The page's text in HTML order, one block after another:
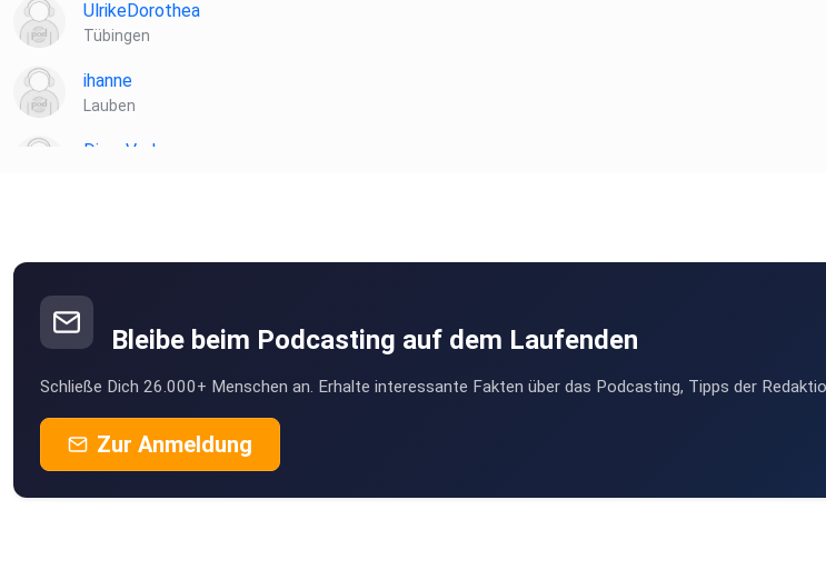
UlrikeDorothea
Tübingen
ihanne
Lauben
DianaVerh
ovttiimn
Kassel
BirgitHertle
Kröning
Bleibe beim Podcasting auf dem Laufenden
Schließe Dich 26.000+ Menschen an. Erhalte interessante Fakten über das Podcasting, Tipps der
Zur Anmeldung